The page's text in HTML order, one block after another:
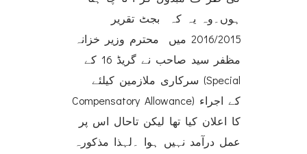
ہوں۔وہ یہ کہ بجٹ تقریر
2016/2015 میں محترم وزیر خزانہ
مظفر سید صاحب نے گریڈ 16 کے
سرکاری ملازمین کیلئے (Special
Compensatory Allowance) کے اجراء
کا اعلان کیا تھا لیکن تاحال اس پر
عمل درآمد نہیں ہوا ۔لہذا مذکورہ